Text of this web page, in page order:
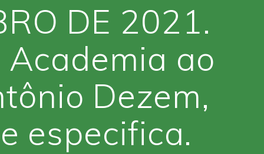
DE 2021.
ao
Dezem,
especifica.